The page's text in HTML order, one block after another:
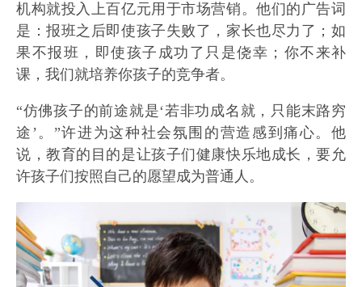
机构就投入上百亿元用于市场营销。他们的广告词
是：报班之后即使孩子失败了，家长也尽力了；如
果不报班，即使孩子成功了只是侥幸；你不来补
课，我们就培养你孩子的竞争者。
“仿佛孩子的前途就是‘若非功成名就，只能末路穷
途’。”许进为这种社会氛围的营造感到痛心。他
说，教育的目的是让孩子们健康快乐地成长，要允
许孩子们按照自己的愿望成为普通人。